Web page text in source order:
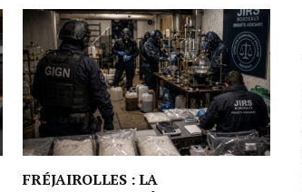
FRÉJAIROLLES : LA